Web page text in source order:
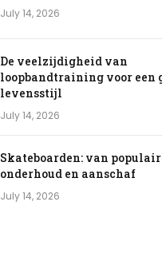
July 14, 2026
De veelzijdigheid van
loopbandtraining voor een
levensstijl
July 14, 2026
Skateboarden: van
onderhoud en aanschaf
July 14, 2026